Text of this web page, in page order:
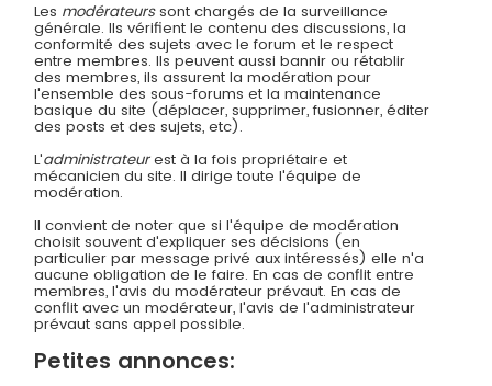
Les modérateurssont chargés de la surveillance
générale. Ils vérifient le contenu des discussions, la
conformité des sujets avec le forum et le respect
entre membres. Ils peuvent aussi bannir ou rétablir
des membres, ils assurent la modération pour
l'ensemble des sous-forums et la maintenance
basique du site (déplacer, supprimer, fusionner, éditer
des posts et des sujets, etc).
L'administrateurest à la fois propriétaire et
mécanicien du site. Il dirige toute l'équipe de
modération.
Il convient de noter que si l'équipe de modération
choisit souvent d'expliquer ses décisions (en
particulier par message privé aux intéressés) elle n'a
aucune obligation de le faire. En cas de conflit entre
membres, l'avis du modérateur prévaut. En cas de
conflit avec un modérateur, l'avis de l'administrateur
prévaut sans appel possible.
Petites annonces: